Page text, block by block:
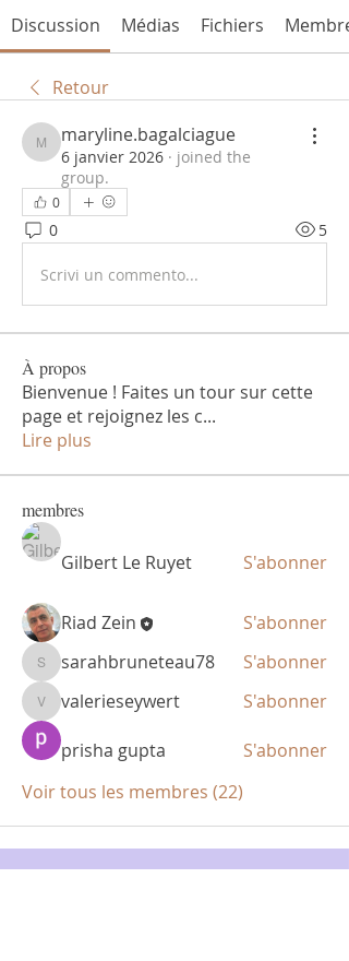
Discussion Médias Fichiers
Retour
maryline.bagalciague
maryline.bagalciague
6 janvier 2026 · joined the
group.
0
0 5
Scrivi un commento...
À propos
Bienvenue ! Faites un tour sur cette
page et rejoignez les c...
Lire plus
membres
Gilbert Le Ruyet S'abonner
Riad Zein S'abonner
sarahbruneteau78
sarahbruneteau78 S'abonner
valerieseywert
valerieseywert S'abonner
prisha gupta
S'abonner
Voir tous les membres (22)